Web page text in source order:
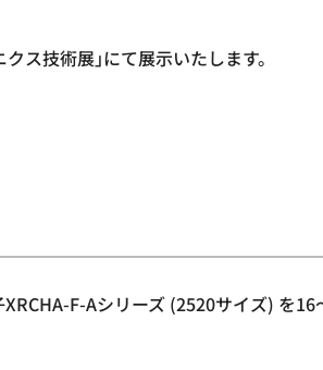
ス技術展｣にて展示いたします。
F-Aシリーズ (2520サイズ) を